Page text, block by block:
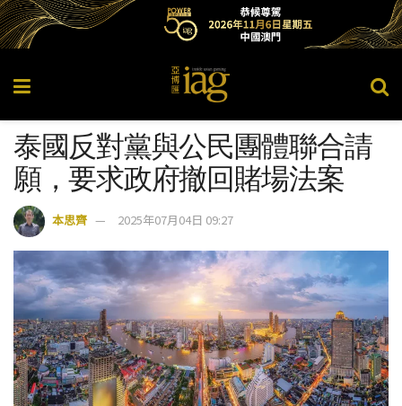
泰國反對黨與公民團體聯合請
願，要求政府撤回賭場法案
本思齊 2025年07月04日 09:27